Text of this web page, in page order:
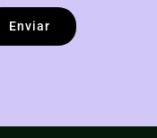
Enviar